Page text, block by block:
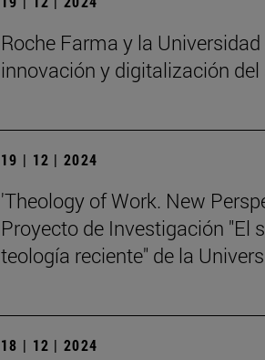
Roche Farma y la
innovación y digitalización
19 | 12 | 2024
'Theology of Work. New
Proyecto de Investigación "El
teología reciente" de la
18 | 12 | 2024